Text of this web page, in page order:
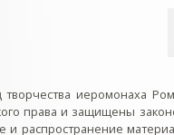
творчества иеромонаха
права и защищены
и распространение